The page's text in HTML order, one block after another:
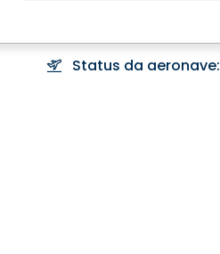
Status da aeronave: